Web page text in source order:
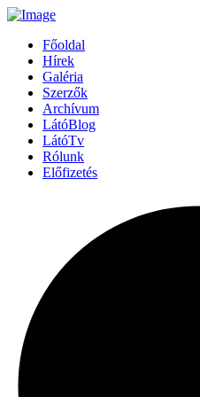
Főoldal
Hírek
Galéria
Szerzők
Archívum
LátóBlog
LátóTv
Rólunk
Előfizetés